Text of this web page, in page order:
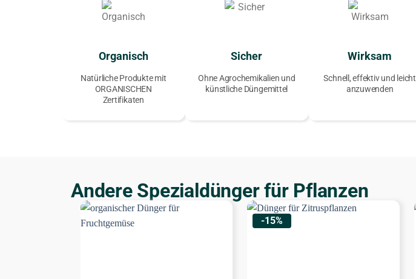
Organisch
Natürliche Produkte mit
ORGANISCHEN
Zertifikaten
Sicher
Ohne Agrochemikalien und
künstliche Düngemittel
Wirksam
Schnell, effektiv und leicht
anzuwenden
Andere Spezialdünger für Pflanzen
-15%